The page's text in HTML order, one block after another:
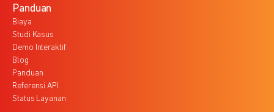
Panduan
Biaya
Studi Kasus
Demo Interaktif
Blog
Panduan
Referensi API
Status Layanan